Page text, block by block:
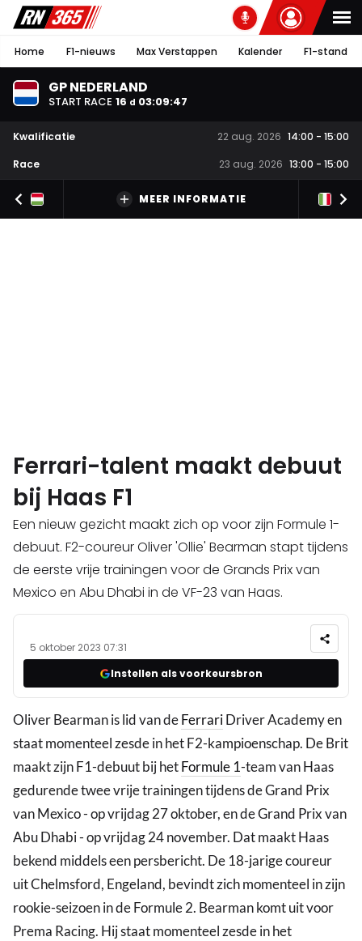
Home F1-nieuws Max Verstappen Kalender F1-stand
GP NEDERLAND
START RACE 16 d 03:09:46
Kwalificatie 22 aug. 2026 14:00 - 15:00
Race
23 aug. 2026 13:00 - 15:00
MEER INFORMATIE
Ferrari-talent maakt debuut
bij Haas F1
Een nieuw gezicht maakt zich op voor zijn Formule 1-
debuut. F2-coureur Oliver 'Ollie' Bearman stapt tijdens
de eerste vrije trainingen voor de Grands Prix van
Mexico en Abu Dhabi in de VF-23 van Haas.
5 oktober 2023 07:31
Instellen als voorkeursbron
Oliver Bearman is lid van deFerrariDriver Academy en
staat momenteel zesde in het F2-kampioenschap. De Brit
maakt zijn F1-debuut bij hetFormule 1-team van Haas
gedurende twee vrije trainingen tijdens de Grand Prix
van Mexico - op vrijdag 27 oktober, en de Grand Prix van
Abu Dhabi - op vrijdag 24 november. Dat maakt Haas
bekend middels een persbericht. De 18-jarige coureur
uit Chelmsford, Engeland, bevindt zich momenteel in zijn
rookie-seizoen in de Formule 2. Bearman komt uit voor
Prema Racing. Hij staat momenteel zesde in het